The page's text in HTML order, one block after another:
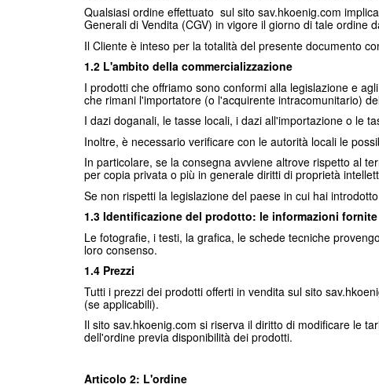
Qualsiasi ordine effettuato sul sito sav.hkoenig.com
Generali di Vendita (CGV) in vigore il giorno di tale ordine
Il Cliente è inteso per la totalità del presente documento
1.2 L'ambito della commercializzazione
I prodotti che offriamo sono conformi alla legislazione e
che rimani l'importatore (o l'acquirente intracomunitario)
I dazi doganali, le tasse locali, i dazi all'importazione o le
Inoltre, è necessario verificare con le autorità locali le
In particolare, se la consegna avviene altrove rispetto al
per copia privata o più in generale diritti di proprietà
Se non rispetti la legislazione del paese in cui hai
1.3 Identificazione del prodotto: le informazioni fornite
Le fotografie, i testi, la grafica, le schede tecniche
loro consenso.
1.4 Prezzi
Tutti i prezzi dei prodotti offerti in vendita sul sito
(se applicabili).
Il sito sav.hkoenig.com si riserva il diritto di modificare le
dell'ordine previa disponibilità dei prodotti.
Articolo 2: L'ordine